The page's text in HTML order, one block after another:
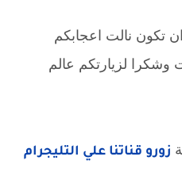
تكون نالت اعجابكم
وشكرا لزيارتكم عالم
زورو قناتنا علي التليجرام